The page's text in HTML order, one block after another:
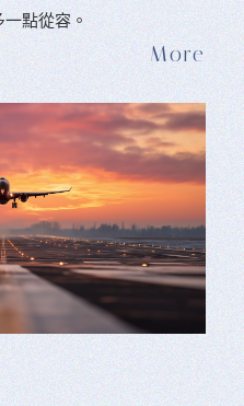
點從容。